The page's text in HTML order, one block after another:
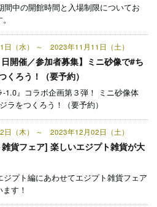
間中の開館時間と入場制限についてお
日（水） ～ 2023年11月11日（土）
日開催／参加者募集】ミニ砂像で#ち
くろう！（要予約）
-1.0』コラボ企画第３弾！ ミニ砂像体
をつくろう！（要予約）
日（木） ～ 2023年12月02日（土）
貨フェア] 楽しいエジプト雑貨が大
ジプト編にあわせてエジプト雑貨フェア
す！